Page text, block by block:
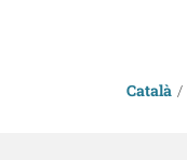
Català